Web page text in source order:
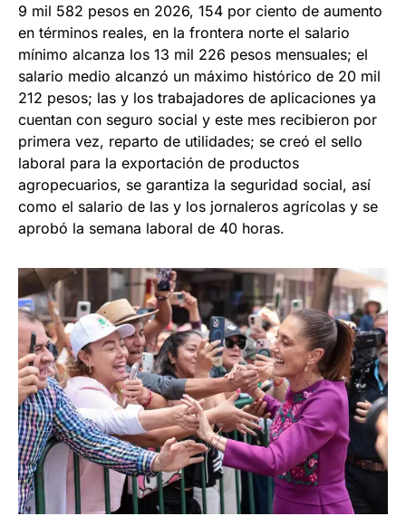
9 mil 582 pesos en 2026, 154 por ciento de aumento
en términos reales, en la frontera norte el salario
mínimo alcanza los 13 mil 226 pesos mensuales; el
salario medio alcanzó un máximo histórico de 20 mil
212 pesos; las y los trabajadores de aplicaciones ya
cuentan con seguro social y este mes recibieron por
primera vez, reparto de utilidades; se creó el sello
laboral para la exportación de productos
agropecuarios, se garantiza la seguridad social, así
como el salario de las y los jornaleros agrícolas y se
aprobó la semana laboral de 40 horas.